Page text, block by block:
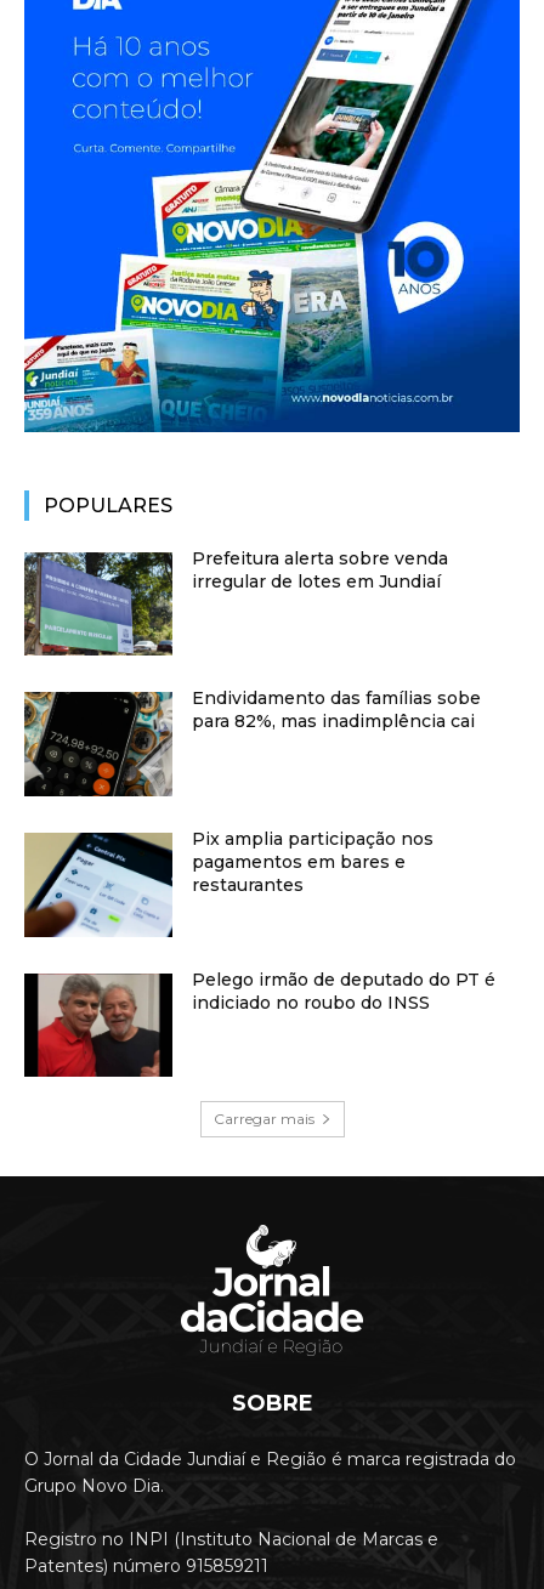
POPULARES
Prefeitura alerta sobre venda
irregular de lotes em Jundiaí
Endividamento das famílias sobe
para 82%, mas inadimplência cai
Pix amplia participação nos
pagamentos em bares e
restaurantes
Pelego irmão de deputado do PT é
indiciado no roubo do INSS
Carregar mais
SOBRE
O Jornal da Cidade Jundiaí e Região é marca registrada do
Grupo Novo Dia.
Registro no INPI (Instituto Nacional de Marcas e
Patentes) número 915859211